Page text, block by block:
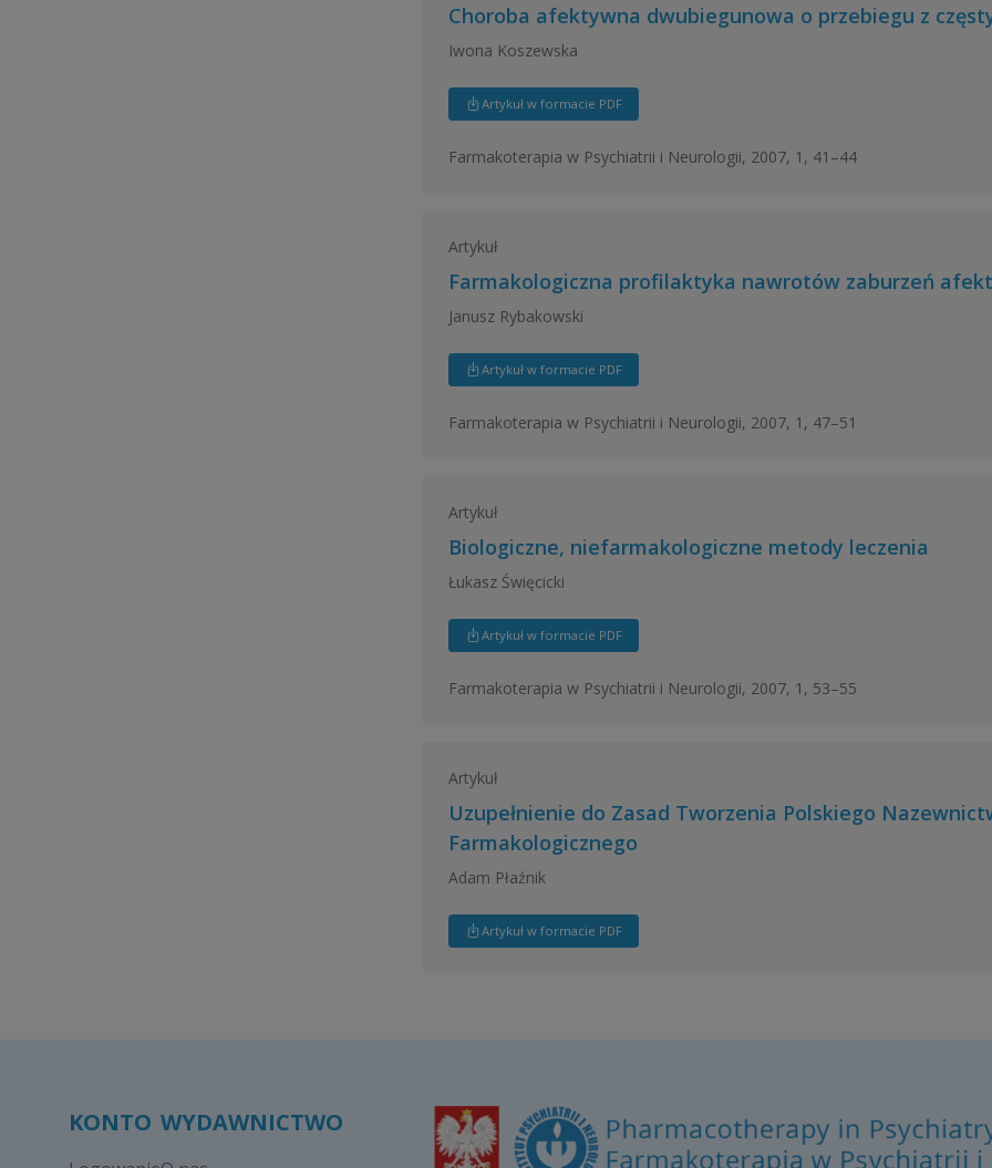
Choroba afektywna dwubiegunowa o przebiegu z
Iwona Koszewska
Artykuł w formacie PDF
Farmakoterapia w Psychiatrii i Neurologii, 2007, 1, 41–44
Artykuł
Farmakologiczna profilaktyka nawrotów zaburzeń
Janusz Rybakowski
Artykuł w formacie PDF
Farmakoterapia w Psychiatrii i Neurologii, 2007, 1, 47–51
Artykuł
Biologiczne, niefarmakologiczne metody leczenia
Łukasz Święcicki
Artykuł w formacie PDF
Farmakoterapia w Psychiatrii i Neurologii, 2007, 1, 53–55
Artykuł
Uzupełnienie do Zasad Tworzenia Polskiego
Farmakologicznego
Adam Płaźnik
Artykuł w formacie PDF
KONTO WYDAWNICTWO